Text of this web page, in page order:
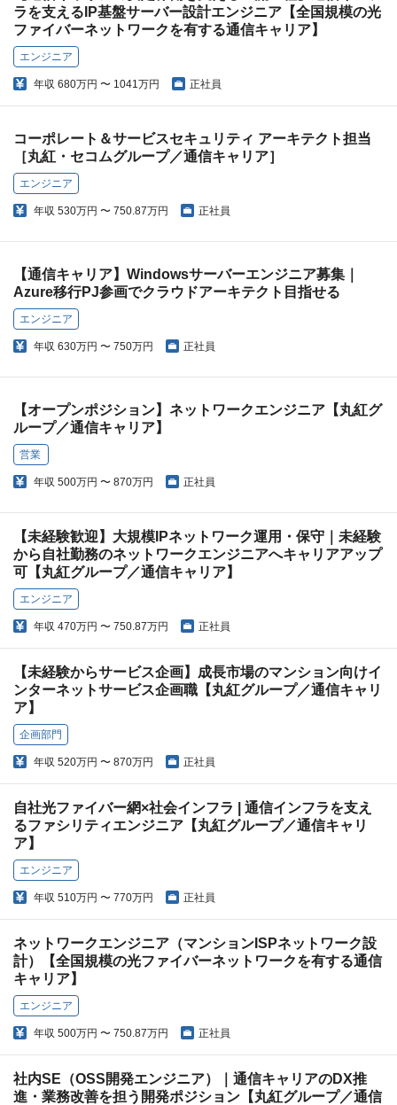
ラを支えるIP基盤サーバー設計エンジニア【全国規模の光
ファイバーネットワークを有する通信キャリア】
エンジニア
年収 680万円 〜 1041万円 正社員
コーポレート＆サービスセキュリティ アーキテクト担当
［丸紅・セコムグループ／通信キャリア］
エンジニア
年収 530万円 〜 750.87万円 正社員
【通信キャリア】Windowsサーバーエンジニア募集｜
Azure移行PJ参画でクラウドアーキテクト目指せる
エンジニア
年収 630万円 〜 750万円 正社員
【オープンポジション】ネットワークエンジニア【丸紅グ
ループ／通信キャリア】
営業
年収 500万円 〜 870万円 正社員
【未経験歓迎】大規模IPネットワーク運用・保守｜未経験
から自社勤務のネットワークエンジニアへキャリアアップ
可【丸紅グループ／通信キャリア】
エンジニア
年収 470万円 〜 750.87万円 正社員
【未経験からサービス企画】成長市場のマンション向けイ
ンターネットサービス企画職【丸紅グループ／通信キャリ
ア】
企画部門
年収 520万円 〜 870万円 正社員
自社光ファイバー網×社会インフラ | 通信インフラを支え
るファシリティエンジニア【丸紅グループ／通信キャリ
ア】
エンジニア
年収 510万円 〜 770万円 正社員
ネットワークエンジニア（マンションISPネットワーク設
計）【全国規模の光ファイバーネットワークを有する通信
キャリア】
エンジニア
年収 500万円 〜 750.87万円 正社員
社内SE（OSS開発エンジニア）｜通信キャリアのDX推
進・業務改善を担う開発ポジション【丸紅グループ／通信